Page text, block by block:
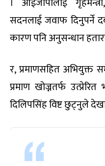
सदनलाई जवाफ दिनुपर्ने
कारण पनि अनुसन्धान
र, प्रमाणसहित अभियुक्त
प्रमाण खोज्नतर्फ
दिलिपसिंह विष्ट छुट्नुले